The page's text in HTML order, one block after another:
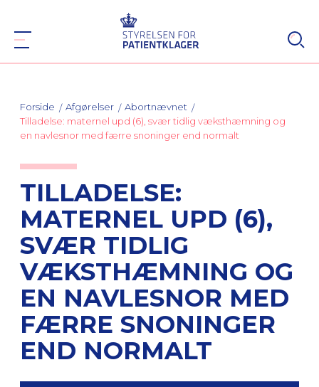
Forside Afgørelser
Abortnævnet
Tilladelse: maternel upd (6), svær tidlig væksthæmning og
en navlesnor med færre snoninger end normalt
TILLADELSE:
MATERNEL UPD (6),
SVÆR TIDLIG
VÆKSTHÆMNING OG
EN NAVLESNOR MED
FÆRRE SNONINGER
END NORMALT